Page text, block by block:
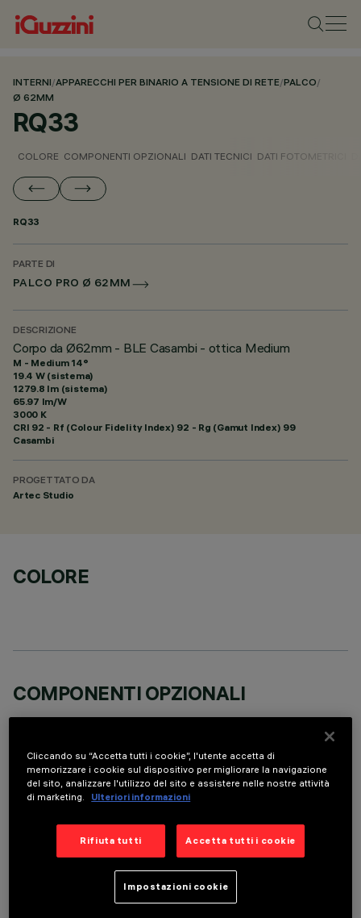
INTERNI/APPARECCHI PER BINARIO A TENSIONE DI RETE/PALCO/
Ø 62MM
RQ33
COLORE COMPONENTI OPZIONALI DATI TECNICI DATI FOTOMETRICI
RQ33
PARTE DI
PALCO PRO Ø 62MM
DESCRIZIONE
Corpo da Ø62mm - BLE Casambi - ottica Medium
M - Medium 14°
19.4 W (sistema)
1279.8 lm (sistema)
65.97 lm/W
3000 K
CRI 92 - Rf (Colour Fidelity Index) 92 - Rg (Gamut Index) 99
Casambi
PROGETTATO DA
Artec Studio
COLORE
COMPONENTI OPZIONALI
DATI TECNICI
Proiettore orientabile con adattatore per installazione a
Cliccando su “Accetta tutti i cookie”, l'utente accetta di
memorizzare i cookie sul dispositivo per migliorare la navigazione
del sito, analizzare l'utilizzo del sito e assistere nelle nostre attività
di marketing.
Ulteriori informazioni
Rifiuta tutti Accetta tutti i cookie
Impostazioni cookie